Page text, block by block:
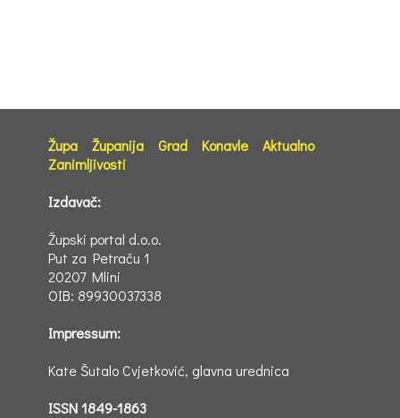
Župa Županija Grad Konavle
Aktualno
Zanimljivosti
Izdavač:
Župski portal d.o.o.
Put za Petraču 1
20207 Mlini
OIB: 89930037338
Impressum:
Kate Šutalo Cvjetković, glavna urednica
ISSN 1849-1863